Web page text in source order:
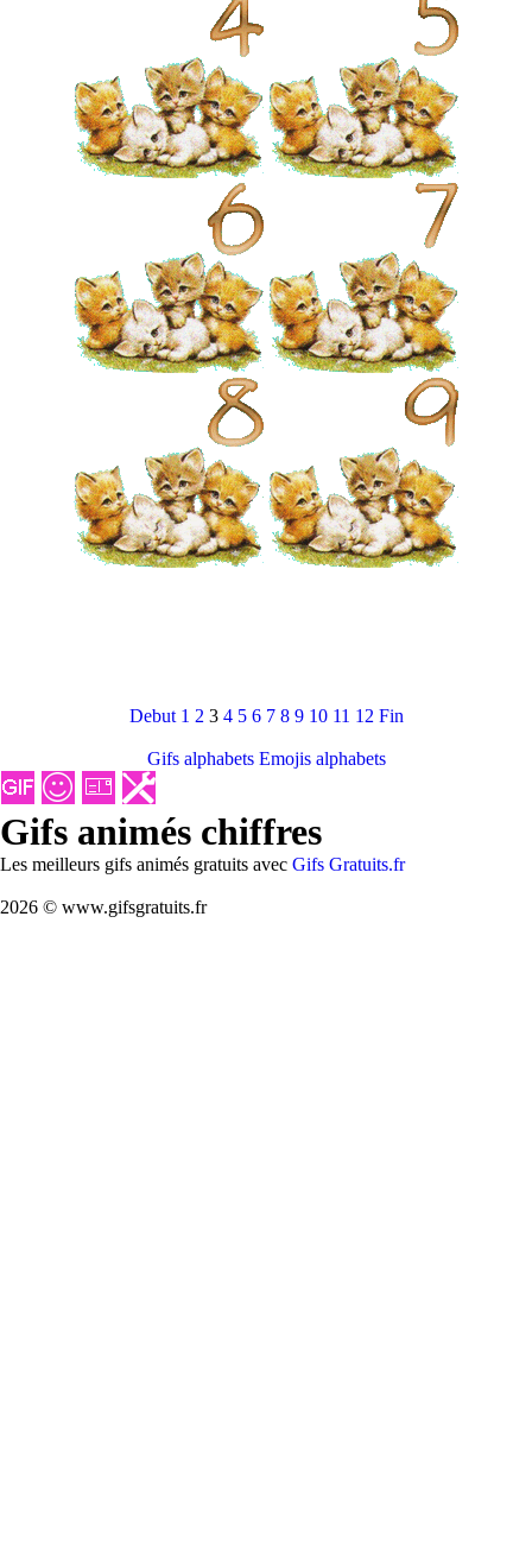
Debut 1 2 3 4 5 6 7 8 9 10 11 12 Fin
Gifs alphabets Emojis alphabets
Gifs animés chiffres
Les meilleurs gifs animés gratuits avec Gifs Gratuits.fr
2026 © www.gifsgratuits.fr